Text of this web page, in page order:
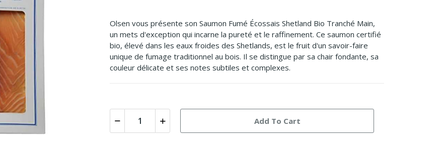
Olsen vous présente son Saumon Fumé Écossais Shetland Bio Tranché Main,
un mets d'exception qui incarne la pureté et le raffinement. Ce saumon certifié
bio, élevé dans les eaux froides des Shetlands, est le fruit d'un savoir-faire
unique de fumage traditionnel au bois. Il se distingue par sa chair fondante, sa
couleur délicate et ses notes subtiles et complexes.
Add To Cart